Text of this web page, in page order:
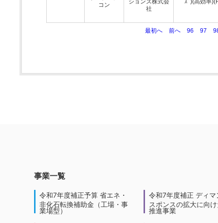
コン
社
最初へ 前へ 96 97
事業一覧
令和7年度補正予算 省エネ・
非化石転換補助金（工場・事
業場型）
令和7年度補正 ディマ
スポンスの拡大に向
推進事業